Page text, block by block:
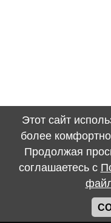
Этот сайт
более
Продолжая
соглашаетесь с